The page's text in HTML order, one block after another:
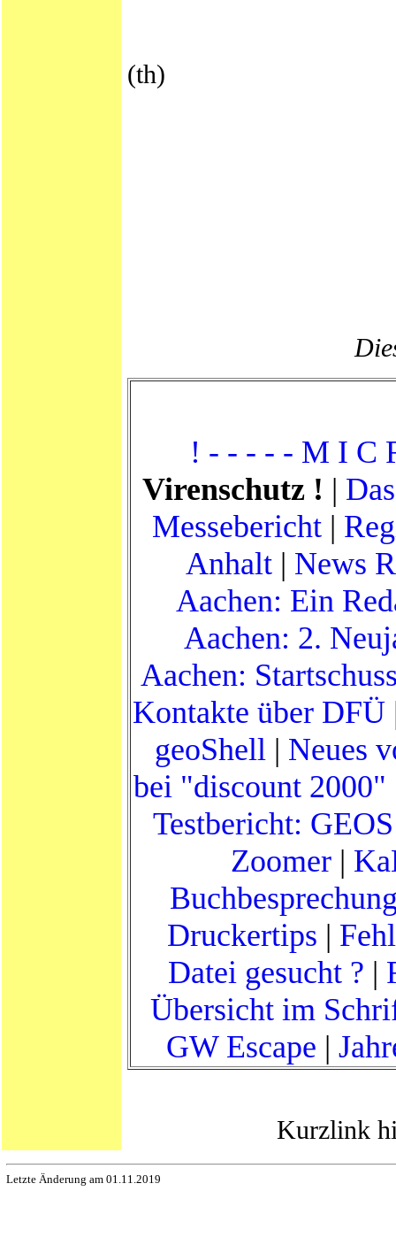
(th)
! - - - - - M I C
Virenschutz ! |
Messebericht |
Anhalt| News
Aachen: Ein
Aachen: 2.
Aachen:
Kontakte über DFÜ
geoShell | Neues
bei "discount 2000"
Testbericht:
Zoomer|
Druckertips |
Datei gesucht ? |
Übersicht im
GW Escape |
Kurzlink
Letzte Änderung am 01.11.2019